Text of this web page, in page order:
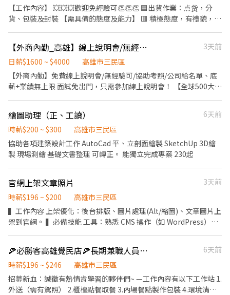
【工作內容】 💥💥💥歡迎免經驗可👏👏👏 🟦出貨作業：点货，分
貨、包裝及封裝 【需具備的態度及能力】 🟥 積極態度，有禮貌，細
個人能力排班
【外商內勤_高雄】線上說明會/無經驗可/協助考照/公司給名單/底薪+業績無上限
3天前
日薪$1600 ~ $4000
高雄市三民區
【外商內勤】免費線上說明會/無經驗可/協助考照/公司給名單、底
薪+業績無上限 面試免出門，只需參加線上說明會！ 【全球500大外
透過電話聯繫客戶並推廣產品 ⦁ 公司提供完整客戶名單，無需自行
開發 ⦁ 無需外出拜訪，工作單純穩定 ✔ 完整教育訓練制度 ✔ 專人帶
領，上手快速 ✔ 想穩定發展或挑戰高收入都適合 ⸻ 【薪資福
利】 ⦁ 保障底薪＋每月高額獎金（無上限） ⦁ 新人達標獎金每月
日曬，在室內就能工作 ❄︎ 每天在辦公室吹冷氣，還有零食可以吃
⸻ 【工作地點】 ⦁ 台北車站周邊 ⦁ 板橋江子翠站 ⸻ 想挑戰
資訊】 ConBiz-Jeff 電話: (02)6604-2806
繪圖助理（正、工讀）
6天前
時薪$200 ~ $300
高雄市三民區
協助各項建築設計工作 AutoCad 平、立剖面繪製 SketchUp 3D繪
製 現場測繪 基礎文書整理 可轉正。 能獨立完成專案 230起
官網上架文章照片
3天前
時薪$196 ~ $200
高雄市三民區
▍工作內容 上架優化：後台排版、圖片處理(Alt/縮圖)、文章圖片上
架到官網。 ▍必備技能 工具：熟悉 CMS 操作（如 WordPress）、
🍕必勝客高雄覺民店🍕長期兼職人員$196-$246，另享外送獎金💰
6天前
時薪$196 ~ $246
高雄市三民區
招募新血：誠徵有熱情肯學習的夥伴們~ —工作內容有以下工作站 1.
外送（需有駕照） 2.櫃檯點餐取餐 3.內場餐點製作包裝 4.環境清